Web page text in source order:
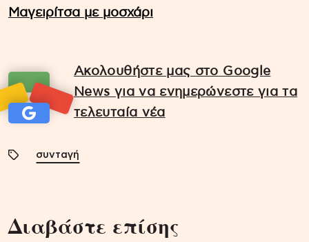
Μαγειρίτσα με μοσχάρι
Ακολουθήστε μας στο Google
News για να ενημερώνεστε για τα
τελευταία νέα
συνταγή
Διαβάστε επίσης